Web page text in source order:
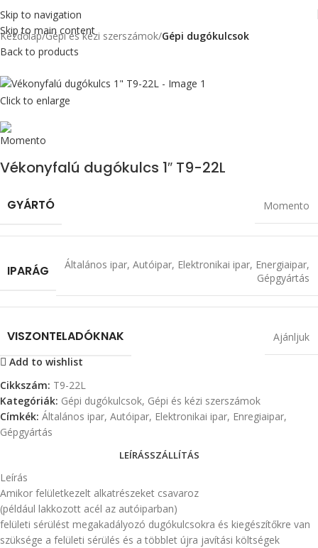
Skip to navigation
Skip to main content
Kezdőlap Gépi és kézi szerszámok Gépi dugókulcsok
Back to products
Click to enlarge
Vékonyfalú dugókulcs 1″ T9-22L
GYÁRTÓ Momento
IPARÁG Általános ipar, Autóipar, Elektronikai ipar, Energiaipar,
Gépgyártás
VISZONTELADÓKNAK
Ajánljuk
Add to wishlist
Cikkszám: T9-22L
Kategóriák: Gépi dugókulcsok, Gépi és kézi szerszámok
Címkék: Általános ipar, Autóipar, Elektronikai ipar, Enregiaipar,
Gépgyártás
LEÍRÁSSZÁLLÍTÁS
Leírás
Amikor felületkezelt alkatrészeket csavaroz
(például lakkozott acél az autóiparban)
felületi sérülést megakadályozó dugókulcsokra és kiegészítőkre van
szüksége a felületi sérülés és a többlet újra javítási költségek